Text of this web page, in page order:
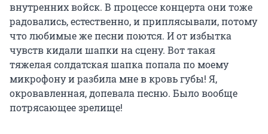
внутренних войск. В процессе концерта они тоже
радовались, естественно, и приплясывали, потому
что любимые же песни поются. И от избытка
чувств кидали шапки на сцену. Вот такая
тяжелая солдатская шапка попала по моему
микрофону и разбила мне в кровь губы! Я,
окровавленная, допевала песню. Было вообще
потрясающее зрелище!